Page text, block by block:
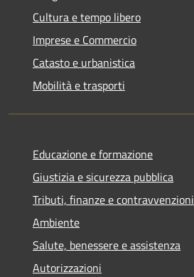
Cultura e tempo libero
Imprese e Commercio
Catasto e urbanistica
Mobilità e trasporti
Educazione e formazione
Giustizia e sicurezza pubblica
Tributi, finanze e contravvenzioni
Ambiente
Salute, benessere e assistenza
Autorizzazioni